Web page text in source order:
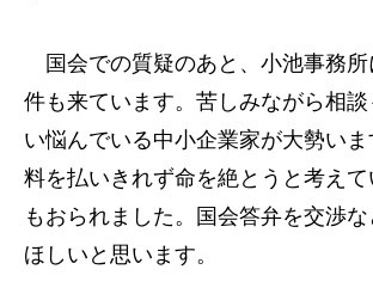
国会での質疑のあと、小池事務所
件も来ています。苦しみながら相
い悩んでいる中小企業家が大勢い
料を払いきれず命を絶とうと考え
もおられました。国会答弁を交渉
ほしいと思います。